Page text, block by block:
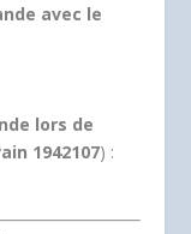
avec le
lors de
1942107) :